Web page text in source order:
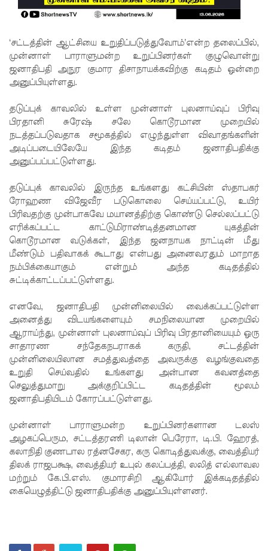
23 வரை
பு!
சுகாதார
நியமனங்க
ளில்
தொண்டர்
களையும்
உள்வாங்க
வும் -
உதுமா
லெப்பை
MP!
விலங்குக
ள், தேசிய
நீர்
வழங்கல்
வடிகால்
சபை
சட்டமூலங்
கள்
146
‘சட்டத்தின் ஆட்சியை உறுதிப்படுத்துவோம்’என்ற தலைப்பில்,
முன்னாள் பாராளுமன்ற உறுப்பினர்கள் குழுவொன்று
ஜனாதிபதி அநுர குமார திசாநாயக்கவிற்கு கடிதம் ஒன்றை
அனுப்பியுள்ளது.
தடுப்புக் காவலில் உள்ள முன்னாள் புலனாய்வுப் பிரிவு
பிரதானி சுரேஷ் சலே கொடூரமான முறையில்
நடத்தப்படுவதாக சமூகத்தில் எழுந்துள்ள விவாதங்களின்
அடிப்படையிலேயே இந்த கடிதம் ஜனாதிபதிக்கு
அனுப்பப்பட்டுள்ளது.
தடுப்புக் காவலில் இருந்த உங்களது கட்சியின் ஸ்தாபகர்
ரோஹண விஜேவீர படுகொலை செய்யப்பட்டு, உயிர்
பிரிவதற்கு முன்பாகவே மயானத்திற்கு கொண்டு செல்லப்பட்டு
எரிக்கப்பட்ட காட்டுமிராண்டித்தனமான யுகத்தின்
கொடூரமான வடுக்கள், இந்த ஜனநாயக நாட்டின் மீது
மீண்டும் பதிவாகக் கூடாது என்பது அனைவரதும் மாறாத
நம்பிக்கையாகும் என்றும் அந்த கடிதத்தில்
சுட்டிக்காட்டப்பட்டுள்ளது.
எனவே, ஜனாதிபதி முன்னிலையில் வைக்கப்பட்டுள்ள
அனைத்து விடயங்களையும் சமநிலையான முறையில்
ஆராய்ந்து, முன்னாள் புலனாய்வுப் பிரிவு பிரதானியையும் ஒரு
சாதாரண சந்தேகநபராகக் கருதி, சட்டத்தின்
முன்னிலையிலான சமத்துவத்தை அவருக்கு வழங்குவதை
உறுதி செய்வதில் உங்களது அன்பான கவனத்தை
செலுத்துமாறு அக்குறிப்பிட்ட கடிதத்தின் மூலம்
ஜனாதிபதியிடம் கோரப்பட்டுள்ளது.
முன்னாள் பாராளுமன்ற உறுப்பினர்களான டலஸ்
அழகப்பெரும, சட்டத்தரணி டிலான் பெரேரா, டி.பி. ஹேரத்,
கலாநிதி குணபால ரத்னசேகர, கரு கொடித்துவக்கு, வைத்தியர்
திலக் ராஜபக்ஷ, வைத்தியர் உபுல் கலப்பத்தி, லலித் எல்லாவல
மற்றும் கே.பி.எஸ். குமாரசிறி ஆகியோர் இக்கடிதத்தில்
கையெழுத்திட்டு ஜனாதிபதிக்கு அனுப்பியுள்ளனர்.